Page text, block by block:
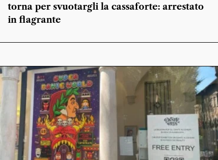
torna per svuotargli la cassaforte: arrestato
in flagrante